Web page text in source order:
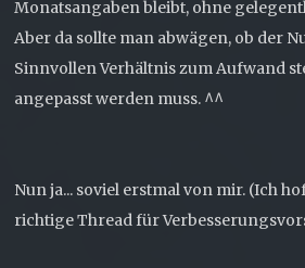
Monatsangaben bleibt, ohne
Aber da sollte man abwägen, ob der
Sinnvollen Verhältnis zum Aufwand
angepasst werden muss. ^^
Nun ja... soviel erstmal von mir. (Ich
richtige Thread für